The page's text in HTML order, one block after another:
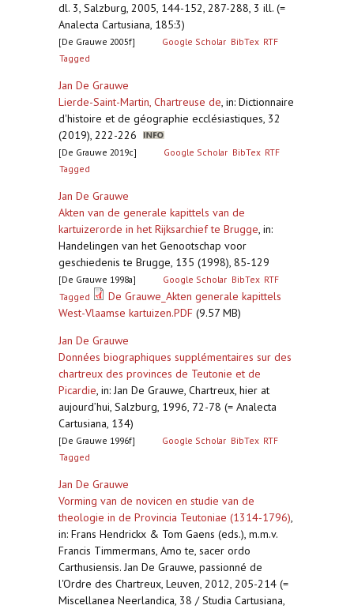
dl. 3, Salzburg, 2005, 144-152, 287-288, 3 ill. (=
Analecta Cartusiana, 185:3)
[De Grauwe 2005f] Google Scholar BibTex RTF
Tagged
Jan De Grauwe
Lierde-Saint-Martin, Chartreuse de, in: Dictionnaire
d'histoire et de géographie ecclésiastiques, 32
(2019), 222-226
[De Grauwe 2019c] Google Scholar BibTex RTF
Tagged
Jan De Grauwe
Akten van de generale kapittels van de
kartuizerorde in het Rijksarchief te Brugge, in:
Handelingen van het Genootschap voor
geschiedenis te Brugge, 135 (1998), 85-129
[De Grauwe 1998a] Google Scholar BibTex RTF
Tagged
De Grauwe_Akten generale kapittels
West-Vlaamse kartuizen.PDF (9.57 MB)
Jan De Grauwe
Données biographiques supplémentaires sur des
chartreux des provinces de Teutonie et de
Picardie, in: Jan De Grauwe, Chartreux, hier at
aujourd’hui, Salzburg, 1996, 72-78 (= Analecta
Cartusiana, 134)
[De Grauwe 1996f] Google Scholar BibTex RTF
Tagged
Jan De Grauwe
Vorming van de novicen en studie van de
theologie in de Provincia Teutoniae (1314-1796),
in: Frans Hendrickx & Tom Gaens (eds.), m.m.v.
Francis Timmermans, Amo te, sacer ordo
Carthusiensis. Jan De Grauwe, passionné de
l'Ordre des Chartreux, Leuven, 2012, 205-214 (=
Miscellanea Neerlandica, 38 / Studia Cartusiana,